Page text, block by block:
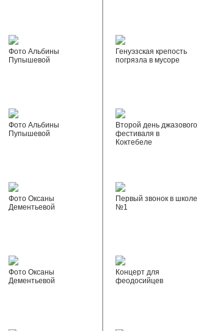
Фото Альбины
Пупышевой
Фото Альбины
Пупышевой
Фото Оксаны
Дементьевой
Фото Оксаны
Дементьевой
Генуэзская крепость
погрязла в мусоре
Второй день джазового
фестиваля в
Коктебеле
Первый звонок в школе
№1
Концерт для
феодосийцев